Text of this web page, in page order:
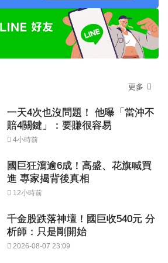
更多
一天4次也沒問題！ 他曝「當沖不
賠4關鍵」：要賺很容易
4小時前
國巨狂瀉逾6成！高盛、花旗喊買
進 專家揭背後真相
12小時前
千金股跌落神壇！國巨收540元 分
析師：只是剛開始
2026-08-07 23:09